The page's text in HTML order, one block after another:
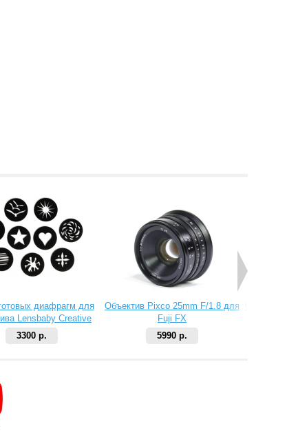
диафрагм для
Lensbaby Creative
Aperture Kit 2
3300 р.
Объектив Pixco 25mm F/1.8 для
Fuji FX
5990 р.